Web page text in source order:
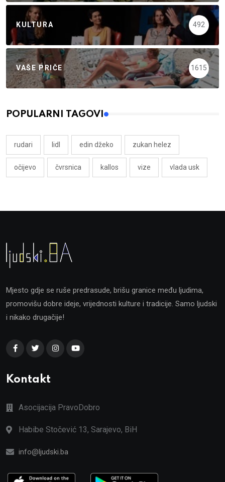
KULTURA 492
VAŠE PRIČE 1615
POPULARNI TAGOVI
rudari lidl edin džeko zukan helez
očijevo čvrsnica kallos vize vlada usk
Mjesto gdje se ruše predrasude, brišu granice među ljudima,
promovišu dobre ideje, vrijednosti kulture i tradicije. Samo ljudski
i nikako drugačije!
Kontakt
Asocijacija PravoDobro
Habibe Stočević 13, Sarajevo, BiH
info@ljudski.ba